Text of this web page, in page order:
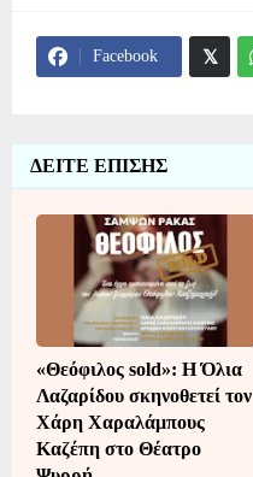
Facebook
ΔΕΙΤΕ ΕΠΙΣΗΣ
«Θεόφιλος sold»: Η Όλια
Λαζαρίδου σκηνοθετεί τον
Χάρη Χαραλάμπους
Καζέπη στο Θέατρο